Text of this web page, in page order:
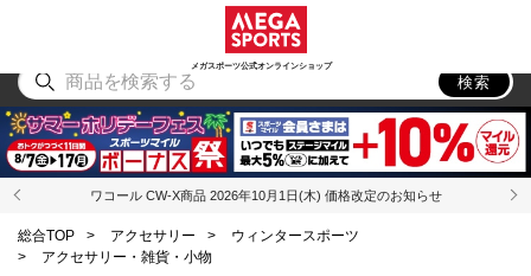
メガスポーツ公式オンラインショップ
アウトドア
検索
ワコール CW-X商品 2026年10月1日(木) 価格改定のお知らせ
総合TOP > アクセサリー >
ウィンタースポーツ
>
アクセサリー・雑貨・小物